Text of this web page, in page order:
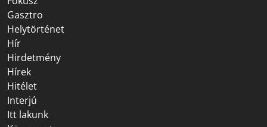
Gasztro
Helytörténet
Hír
Hirdetmény
Hírek
Hitélet
Interjú
Itt lakunk